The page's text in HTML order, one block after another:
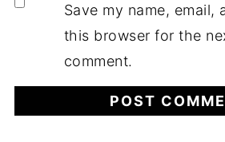
Save my name, email,
this browser for the
comment.